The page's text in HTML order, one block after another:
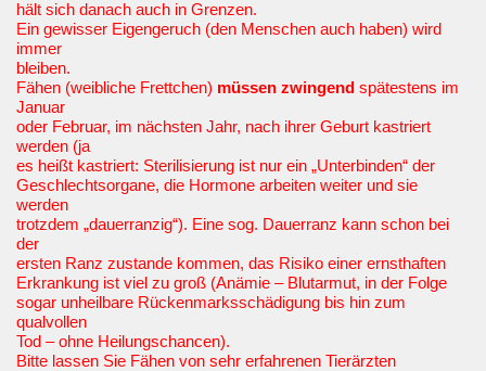
hält sich danach auch in Grenzen.
Ein gewisser Eigengeruch (den Menschen auch haben) wird
immer
bleiben.
Fähen (weibliche Frettchen) müssen zwingend spätestens im
Januar
oder Februar, im nächsten Jahr, nach ihrer Geburt kastriert
werden (ja
es heißt kastriert: Sterilisierung ist nur ein „Unterbinden“ der
Geschlechtsorgane, die Hormone arbeiten weiter und sie
werden
trotzdem „dauerranzig“). Eine sog. Dauerranz kann schon bei
der
ersten Ranz zustande kommen, das Risiko einer ernsthaften
Erkrankung ist viel zu groß (Anämie – Blutarmut, in der Folge
sogar unheilbare Rückenmarksschädigung bis hin zum
qualvollen
Tod – ohne Heilungschancen).
Bitte lassen Sie Fähen von sehr erfahrenen Tierärzten